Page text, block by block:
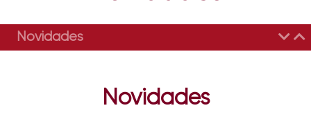
Novidades
Novidades